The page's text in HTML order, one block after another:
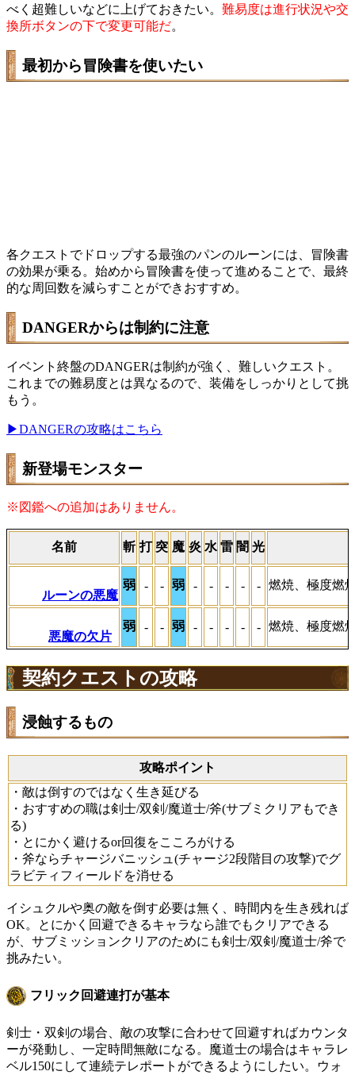
べく超難しいなどに上げておきたい。 難易度は進行状況や交
換所ボタンの下で変更可能だ。
最初から冒険書を使いたい
各クエストでドロップする最強のパンのルーンには、冒険書
の効果が乗る。始めから冒険書を使って進めることで、最終
的な周回数を減らすことができおすすめ。
DANGERからは制約に注意
イベント終盤のDANGERは制約が強く、難しいクエスト。
これまでの難易度とは異なるので、装備をしっかりとして挑
もう。
▶DANGERの攻略はこちら
新登場モンスター
※図鑑への追加はありません。
名前 斬 打 突 魔 炎 水 雷 闇 光
ルーンの悪魔
弱 - - 弱 - - - - - 燃焼、極度燃
悪魔の欠片
弱 - - 弱 - - - - - 燃焼、極度燃
契約クエストの攻略
浸蝕するもの
攻略ポイント
・敵は倒すのではなく生き延びる
・おすすめの職は剣士/双剣/魔道士/斧(サブミクリアもでき
る)
・とにかく避けるor回復をこころがける
・斧ならチャージバニッシュ(チャージ2段階目の攻撃)でグ
ラビティフィールドを消せる
イシュクルや奥の敵を倒す必要は無く、時間内を生き残れば
OK。とにかく回避できるキャラなら誰でもクリアできる
が、サブミッションクリアのためにも剣士/双剣/魔道士/斧で
挑みたい。
フリック回避連打が基本
剣士・双剣の場合、敵の攻撃に合わせて回避すればカウンタ
ーが発動し、一定時間無敵になる。魔道士の場合はキャラレ
ベル150にして連続テレポートができるようにしたい。ウォ